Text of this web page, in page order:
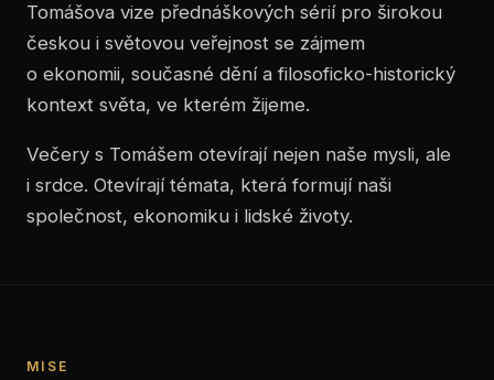
Řekli
o
nás
O
Předplatné
Tomášova vize přednáškových sérií pro širokou
českou i světovou veřejnost se zájmem
o ekonomii, současné dění a filosoficko-historický
kontext světa, ve kterém žijeme.
Večery s Tomášem otevírají nejen naše mysli, ale
i srdce. Otevírají témata, která formují naši
společnost, ekonomiku i lidské životy.
MISE